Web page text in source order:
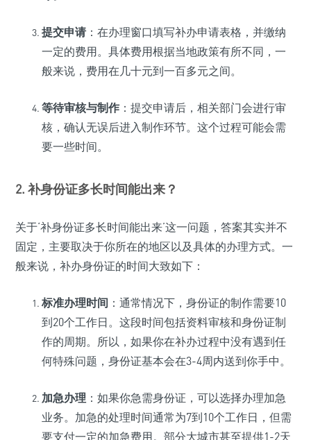
提交申请：在办理窗口填写补办申请表格，并缴纳
一定的费用。具体费用根据当地政策有所不同，一
般来说，费用在几十元到一百多元之间。
等待审核与制作 ：提交申请后，相关部门会进行审
核，确认无误后进入制作环节。这个过程可能会需
要一些时间。
2. 补身份证多长时间能出来？
关于‘补身份证多长时间能出来’这一问题，答案其实并不
固定，主要取决于你所在的地区以及具体的办理方式。一
般来说，补办身份证的时间大致如下：
标准办理时间 ：通常情况下，身份证的制作需要10
到20个工作日。这段时间包括资料审核和身份证制
作的周期。所以，如果你在补办过程中没有遇到任
何特殊问题，身份证基本会在3-4周内送到你手中。
加急办理 ：如果你急需身份证，可以选择办理加急
业务。加急的处理时间通常为7到10个工作日，但需
要支付一定的加急费用。部分大城市甚至提供1-2天